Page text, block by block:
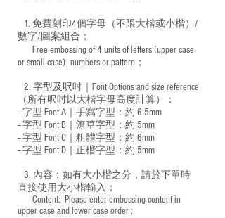
1. 免費刻印4個字母（不限大楷或小楷）/
數字/圖案組合；
Free embossing of 4 units of letters (upper case
or small case), numbers or pattern；
2. 字型及呎吋｜ Font Options and size reference
（所有呎吋以大楷字母高度計算）：
-- 字型 Font A｜手寫字型：約 6.5mm
-- 字型 Font B｜潦草字型： 約 5mm
-- 字型 Font C｜粗體字型：約 6mm
-- 字型 Font D｜正楷字型： 約 5mm
3. 內容：如有大小楷之分，請於下單時
直接使用大小楷輸入；
​ Content: Please enter embossing content in
upper case and lower case order ;